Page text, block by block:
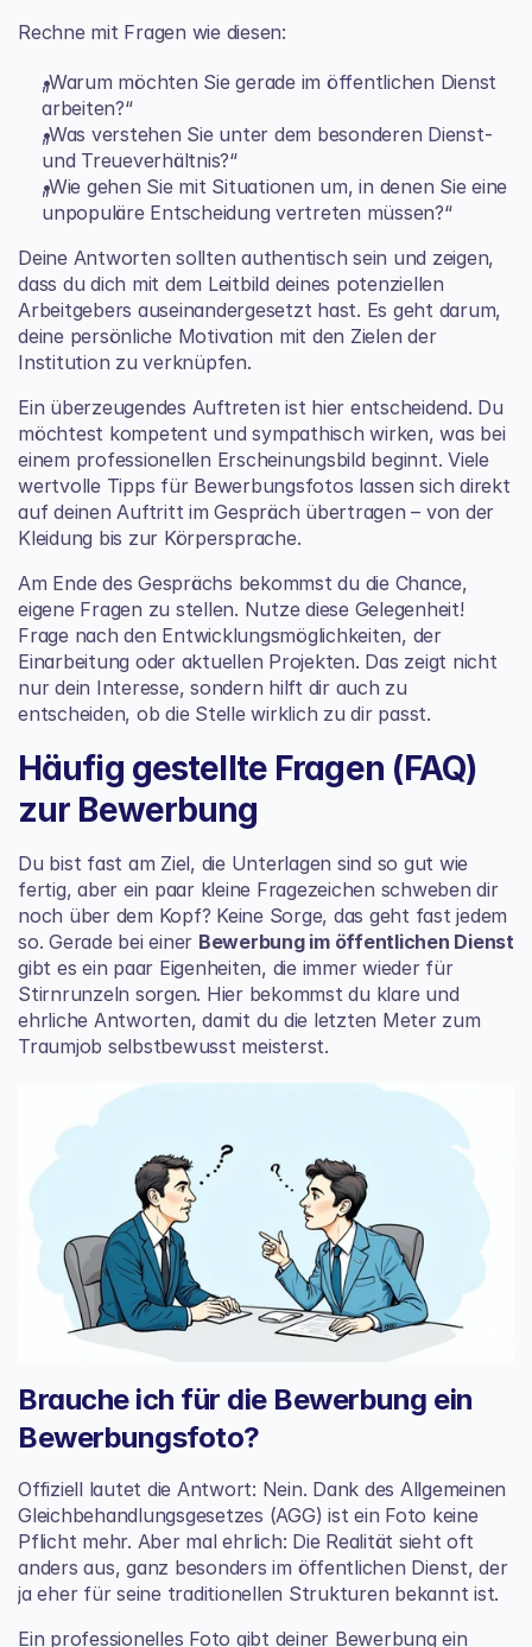
Rechne mit Fragen wie diesen:
„Warum möchten Sie gerade im öffentlichen Dienst
arbeiten?“
„Was verstehen Sie unter dem besonderen Dienst-
und Treueverhältnis?“
„Wie gehen Sie mit Situationen um, in denen Sie eine
unpopuläre Entscheidung vertreten müssen?“
Deine Antworten sollten authentisch sein und zeigen,
dass du dich mit dem Leitbild deines potenziellen
Arbeitgebers auseinandergesetzt hast. Es geht darum,
deine persönliche Motivation mit den Zielen der
Institution zu verknüpfen.
Ein überzeugendes Auftreten ist hier entscheidend. Du
möchtest kompetent und sympathisch wirken, was bei
einem professionellen Erscheinungsbild beginnt. Viele
wertvolle Tipps für Bewerbungsfotos lassen sich direkt
auf deinen Auftritt im Gespräch übertragen – von der
Kleidung bis zur Körpersprache.
Am Ende des Gesprächs bekommst du die Chance,
eigene Fragen zu stellen. Nutze diese Gelegenheit!
Frage nach den Entwicklungsmöglichkeiten, der
Einarbeitung oder aktuellen Projekten. Das zeigt nicht
nur dein Interesse, sondern hilft dir auch zu
entscheiden, ob die Stelle wirklich zu dir passt.
Häufig gestellte Fragen (FAQ)
zur Bewerbung
Du bist fast am Ziel, die Unterlagen sind so gut wie
fertig, aber ein paar kleine Fragezeichen schweben dir
noch über dem Kopf? Keine Sorge, das geht fast jedem
so. Gerade bei einer Bewerbung im öffentlichen Dienst
gibt es ein paar Eigenheiten, die immer wieder für
Stirnrunzeln sorgen. Hier bekommst du klare und
ehrliche Antworten, damit du die letzten Meter zum
Traumjob selbstbewusst meisterst.
Brauche ich für die Bewerbung ein
Bewerbungsfoto?
Offiziell lautet die Antwort: Nein. Dank des Allgemeinen
Gleichbehandlungsgesetzes (AGG) ist ein Foto keine
Pflicht mehr. Aber mal ehrlich: Die Realität sieht oft
anders aus, ganz besonders im öffentlichen Dienst, der
ja eher für seine traditionellen Strukturen bekannt ist.
Ein professionelles Foto gibt deiner Bewerbung ein